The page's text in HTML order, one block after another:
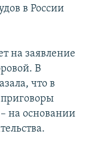
в России
на заявление
В
что в
на основании